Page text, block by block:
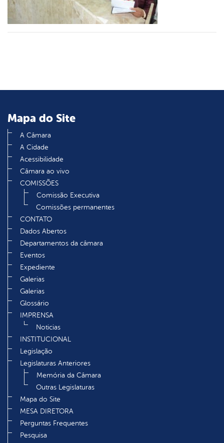
Mapa do Site
A Câmara
A Cidade
Acessibilidade
Câmara ao vivo
COMISSÕES
Comissão Executiva
Comissões permanentes
CONTATO
Dados Abertos
Departamentos da câmara
Eventos
Expediente
Galerias
Galerias
Glossário
IMPRENSA
Noticias
INSTITUCIONAL
Legislação
Legislaturas Anteriores
Memória da Câmara
Outras Legislaturas
Mapa do Site
MESA DIRETORA
Perguntas Frequentes
Pesquisa